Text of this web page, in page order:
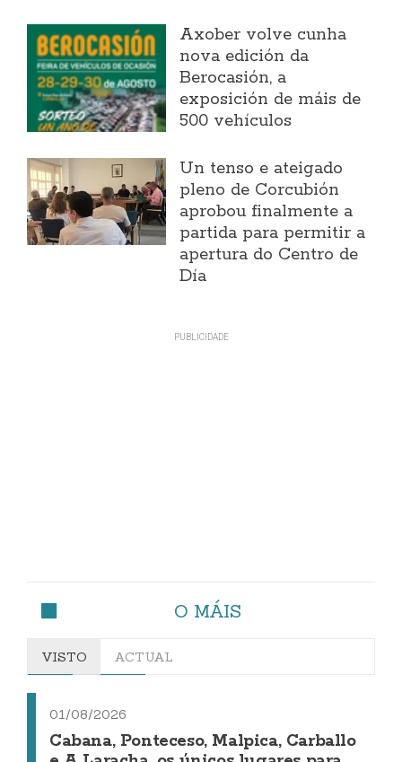
Axober volve cunha
nova edición da
Berocasión, a
exposición de máis de
500 vehículos
Un tenso e ateigado
pleno de Corcubión
aprobou finalmente a
partida para permitir a
apertura do Centro de
Día
O MÁIS
VISTO ACTUAL
01/08/2026
Cabana, Ponteceso, Malpica, Carballo